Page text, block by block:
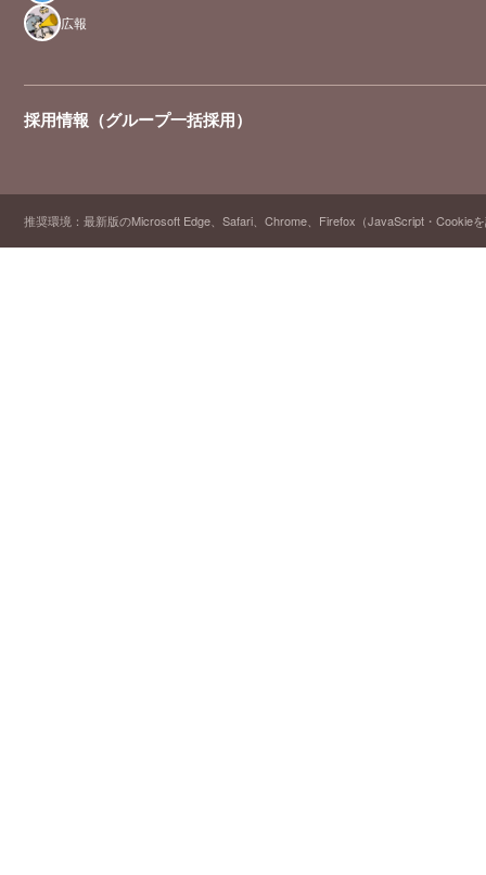
広報
採用情報（グループ一括採用）
推奨環境：最新版のMicrosoft Edge、Safari、Chrome、Firefox（JavaScript・Cookie